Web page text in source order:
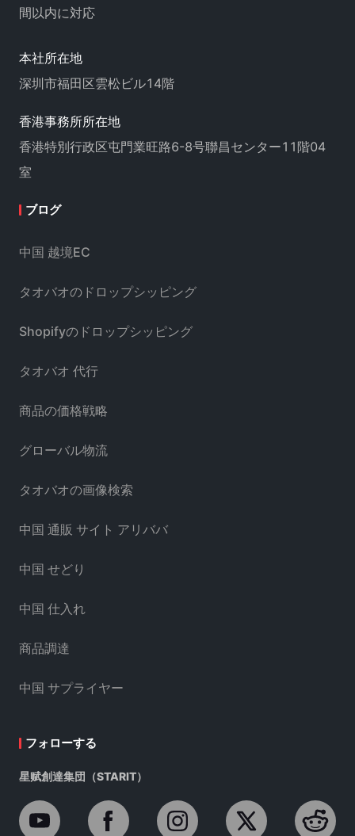
間以内に対応
本社所在地
深圳市福田区雲松ビル14階
香港事務所所在地
香港特別行政区屯門業旺路6-8号聯昌センター11階04
室
ブログ
中国 越境EC
タオバオのドロップシッピング
Shopifyのドロップシッピング
タオバオ 代行
商品の価格戦略
グローバル物流
タオバオの画像検索
中国 通販 サイト アリババ
中国 せどり
中国 仕入れ
商品調達
中国 サプライヤー
フォローする
星赋創達集団（STARIT）